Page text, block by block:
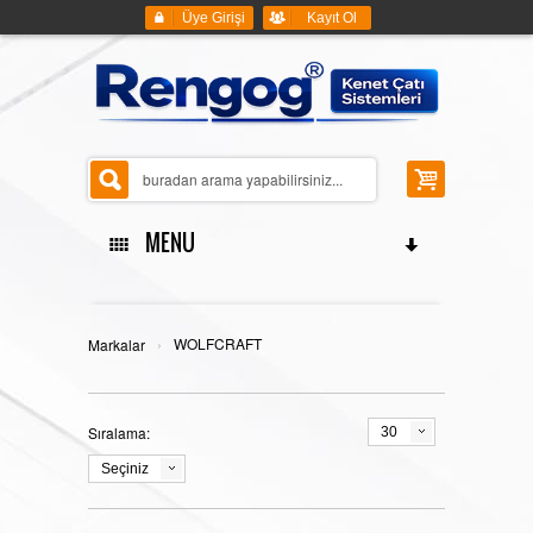
Üye Girişi Kayıt Ol
MENU
ANASAYFA
KENET ÇATI SİSTEMLERİ
Markalar › WOLFCRAFT
Sıralama:
Seçiniz
30